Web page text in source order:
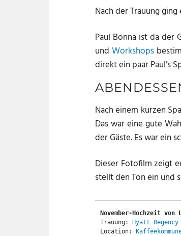
Nach der Trauung
Paul Bonna ist da der
und Workshops
direkt ein paar Paul’s
Nach einem kurzen
Das war eine gute
der Gäste. Es war ein
Dieser Fotofilm zeigt
stellt den Ton ein und
November-Hochzeit von
Trauung:
Hyatt Regency
Location: